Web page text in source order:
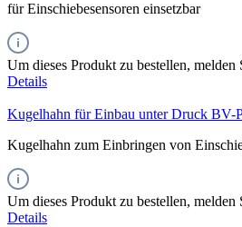
für Einschiebesensoren einsetzbar
Um dieses Produkt zu bestellen, melden
Details
Kugelhahn für Einbau unter Druck BV-
Kugelhahn zum Einbringen von
Um dieses Produkt zu bestellen, melden
Details